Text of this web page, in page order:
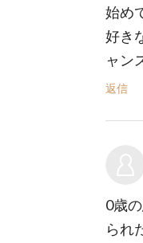
始め
好き
ャン
返信
0歳
られ